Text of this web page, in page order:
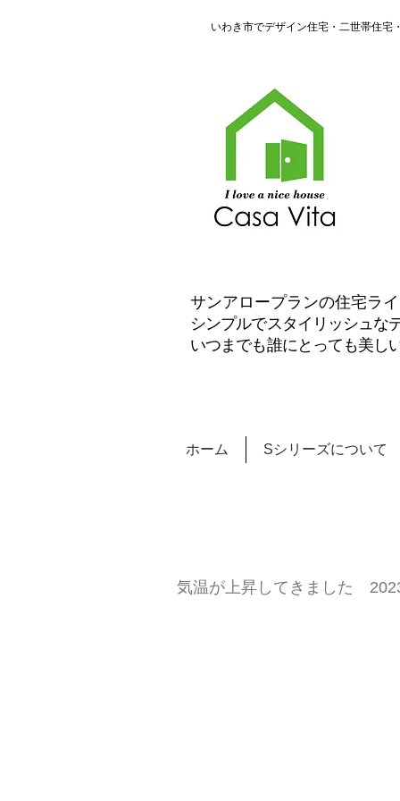
いわき市でデザイン住宅・二世帯住宅
サンアロープランの住宅ラ
シンプルでスタイリッシュな
いつまでも誰にとっても美し
ホーム Sシリーズについて
気温が上昇してきました